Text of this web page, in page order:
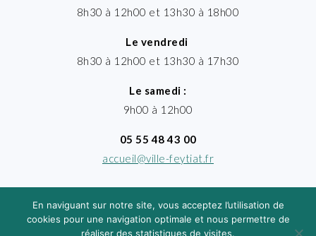
8h30 à 12h00 et 13h30 à 18h00
Le vendredi
8h30 à 12h00 et 13h30 à 17h30
Le samedi :
9h00 à 12h00
05 55 48 43 00
accueil@ville-feytiat.fr
En naviguant sur notre site, vous acceptez l’utilisation de
cookies pour une navigation optimale et nous permettre de
réaliser des statistiques de visites.